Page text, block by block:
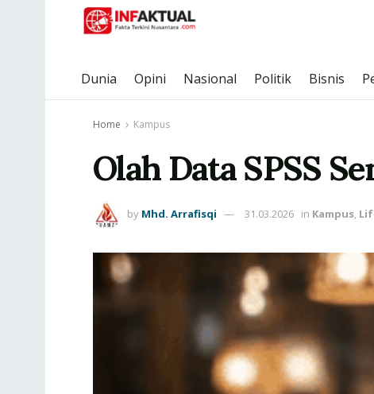
Dunia Opini Nasional Politik Bisnis
Home Kampus
Olah Data SPSS
by Mhd. Arrafisqi 31.03.2026 in Kampus,